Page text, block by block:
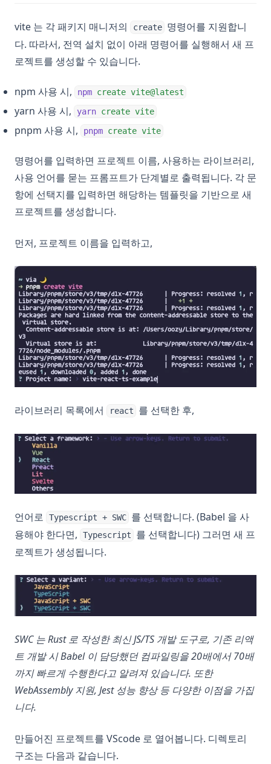
vite 는 각 패키지 매니저의 create 명령어를 지원합니
다. 따라서, 전역 설치 없이 아래 명령어를 실행해서 새 프
로젝트를 생성할 수 있습니다.
npm 사용 시, npm create vite@latest
yarn 사용 시, yarn create vite
pnpm 사용 시, pnpm create vite
명령어를 입력하면 프로젝트 이름, 사용하는 라이브러리,
사용 언어를 묻는 프롬프트가 단계별로 출력됩니다. 각 문
항에 선택지를 입력하면 해당하는 템플릿을 기반으로 새
프로젝트를 생성합니다.
먼저, 프로젝트 이름을 입력하고,
라이브러리 목록에서 react 를 선택한 후,
언어로 Typescript + SWC 를 선택합니다. (Babel 을 사
용해야 한다면,
Typescript
를 선택합니다) 그러면 새 프
로젝트가 생성됩니다.
SWC 는 Rust 로 작성한 최신 JS/TS 개발 도구로, 기존 리액
트 개발 시 Babel 이 담당했던 컴파일링을 20배에서 70배
까지 빠르게 수행한다고 알려져 있습니다. 또한
WebAssembly 지원, Jest 성능 향상 등 다양한 이점을 가집
니다.
만들어진 프로젝트를 VScode 로 열어봅니다. 디렉토리
구조는 다음과 같습니다.